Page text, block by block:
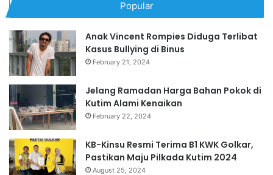
Popular
Anak Vincent Rompies Diduga Terlibat
Kasus Bullying di Binus
February 21, 2024
Jelang Ramadan Harga Bahan Pokok di
Kutim Alami Kenaikan
February 22, 2024
KB-Kinsu Resmi Terima B1 KWK Golkar,
Pastikan Maju Pilkada Kutim 2024
August 25, 2024